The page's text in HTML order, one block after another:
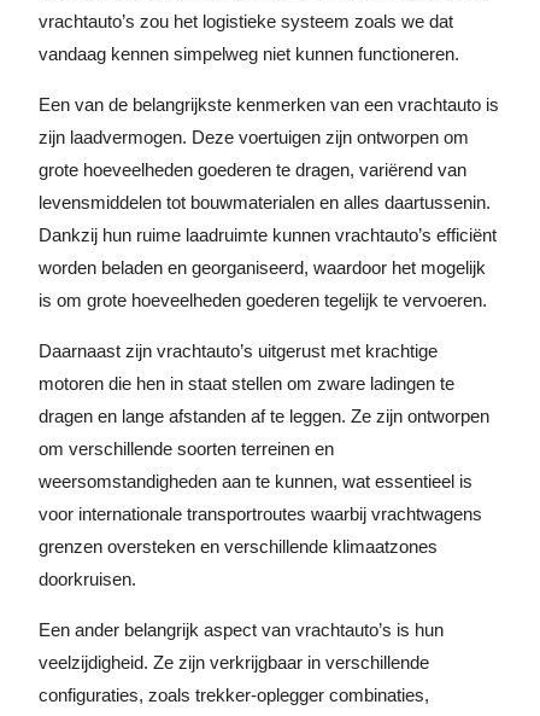
vrachtauto’s zou het logistieke systeem zoals we dat
vandaag kennen simpelweg niet kunnen functioneren.
Een van de belangrijkste kenmerken van een vrachtauto is
zijn laadvermogen. Deze voertuigen zijn ontworpen om
grote hoeveelheden goederen te dragen, variërend van
levensmiddelen tot bouwmaterialen en alles daartussenin.
Dankzij hun ruime laadruimte kunnen vrachtauto’s efficiënt
worden beladen en georganiseerd, waardoor het mogelijk
is om grote hoeveelheden goederen tegelijk te vervoeren.
Daarnaast zijn vrachtauto’s uitgerust met krachtige
motoren die hen in staat stellen om zware ladingen te
dragen en lange afstanden af te leggen. Ze zijn ontworpen
om verschillende soorten terreinen en
weersomstandigheden aan te kunnen, wat essentieel is
voor internationale transportroutes waarbij vrachtwagens
grenzen oversteken en verschillende klimaatzones
doorkruisen.
Een ander belangrijk aspect van vrachtauto’s is hun
veelzijdigheid. Ze zijn verkrijgbaar in verschillende
configuraties, zoals trekker-oplegger combinaties,